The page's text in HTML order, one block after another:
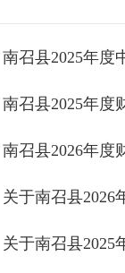
南召县2025年度
南召县2025年度
关于南召县2026
关于南召县2025